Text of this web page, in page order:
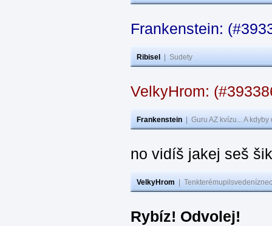
Frankenstein:
Ribisel Sudety
VelkyHrom:
Frankenstein Guru AZ kvízu... A
no vidíš jakej seš
VelkyHrom
Rybíz! Odvolej!